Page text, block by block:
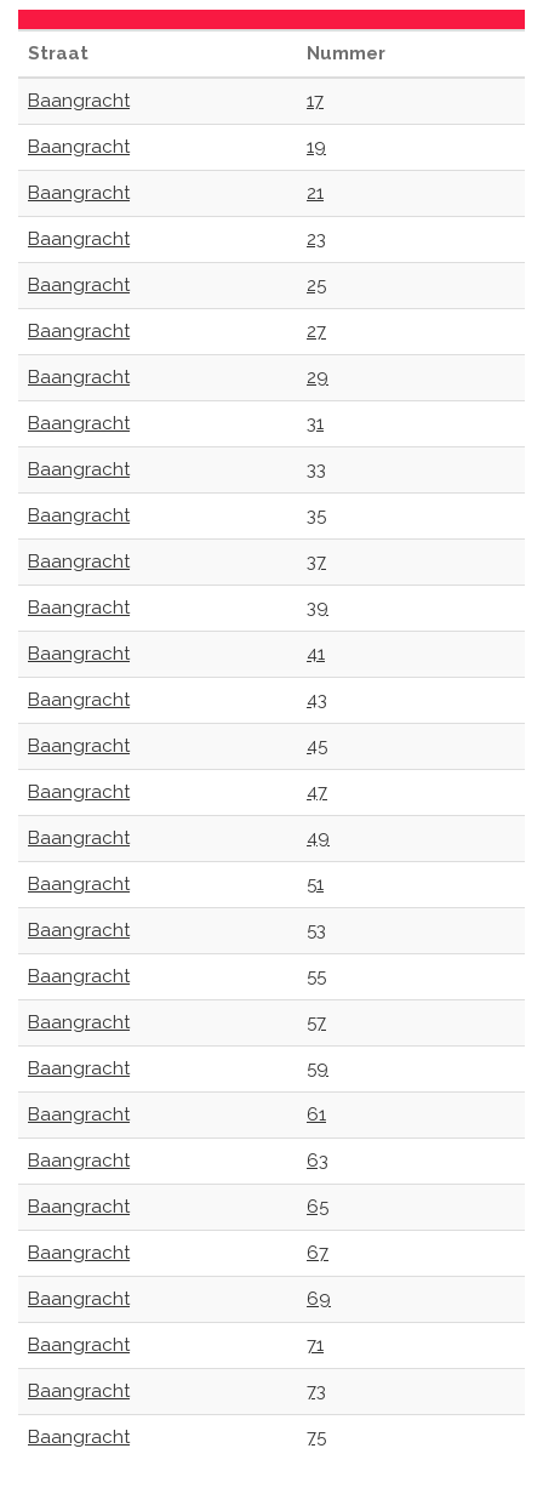
Straat Nummer
Baangracht 17
Baangracht 19
Baangracht 21
Baangracht 23
Baangracht 25
Baangracht 27
Baangracht 29
Baangracht 31
Baangracht 33
Baangracht 35
Baangracht 37
Baangracht 39
Baangracht 41
Baangracht 43
Baangracht 45
Baangracht 47
Baangracht 49
Baangracht 51
Baangracht 53
Baangracht 55
Baangracht 57
Baangracht 59
Baangracht 61
Baangracht 63
Baangracht 65
Baangracht 67
Baangracht 69
Baangracht 71
Baangracht 73
Baangracht 75